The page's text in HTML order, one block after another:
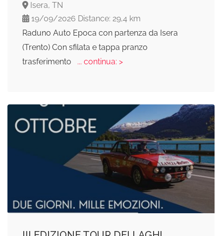
Isera, TN
19/09/2026 Distance: 29,4 km
Raduno Auto Epoca con partenza da Isera
(Trento) Con sfilata e tappa pranzo
trasferimento
... continua: >